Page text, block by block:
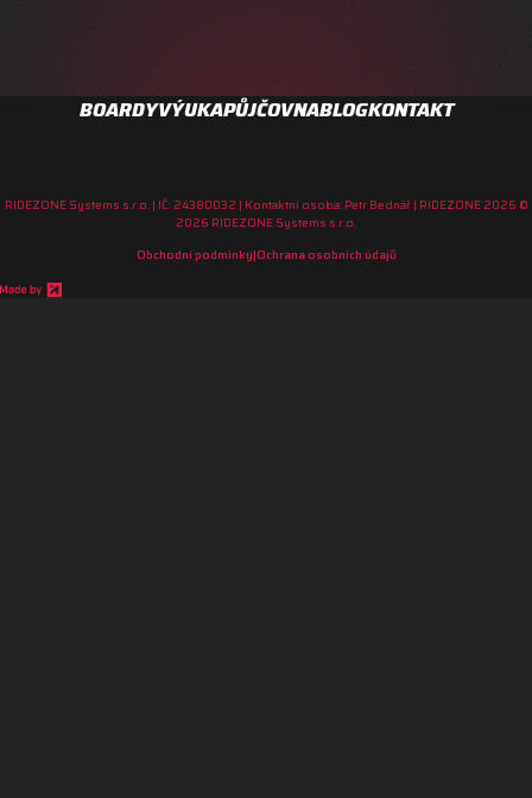
BOARDYVÝUKAPŮJČOVNABLOGKONTAKT
RIDEZONE Systems s.r.o. | IČ: 24380032 | Kontaktní osoba: Petr Bednář| RIDEZONE 2026 ©
2026 RIDEZONE Systems s.r.o.
Obchodní podmínky|Ochrana osobních údajů